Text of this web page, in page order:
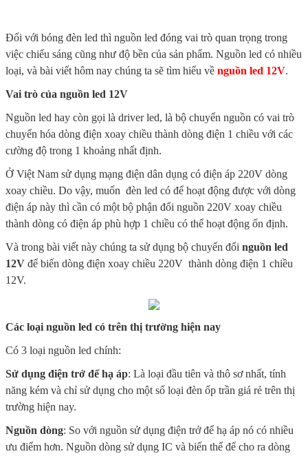
Đối với bóng đèn led thì nguồn led đóng vai trò quan trọng trong
việc chiếu sáng cũng như độ bền của sản phẩm. Nguồn led có nhiều
loại, và bài viết hôm nay chúng ta sẽ tìm hiểu về nguồn led 12V.
Vai trò của nguồn led 12V
Nguồn led hay còn gọi là driver led, là bộ chuyển nguồn có vai trò
chuyển hóa dòng điện xoay chiều thành dòng điện 1 chiều với các
cường độ trong 1 khoảng nhất định.
Ở Việt Nam sử dụng mạng điện dân dụng có điện áp 220V dòng
xoay chiều. Do vậy, muốn đèn led có để hoạt động được với dòng
điện áp này thì cần có một bộ phận đổi nguồn 220V xoay chiều
thành dòng có điện áp phù hợp 1 chiều có thể hoạt động ổn định.
Và trong bài viết này chúng ta sử dụng bộ chuyển đổi nguồn led
12V để biến dòng điện xoay chiều 220V thành dòng điện 1 chiều
12V.
Các loại nguồn led có trên thị trường hiện nay
Có 3 loại nguồn led chính:
Sử dụng điện trở để hạ áp: Là loại đầu tiên và thô sơ nhất, tính
năng kém và chỉ sử dụng cho một số loại đèn ốp trần giá rẻ trên thị
trường hiện nay.
Nguồn dòng: So với nguồn sử dụng điện trở để hạ áp nó có nhiều
ưu điểm hơn. Nguồn dòng sử dụng IC và biến thể để cho ra dòng